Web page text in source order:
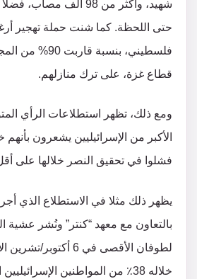
حتى اللحظة. كما شنت حملة تهجير
فلسطيني، بنسبة
قطاع غزة، على ترك منازلهم.
ومع ذلك، تظهر استطلاعات الرأي
الأكبر من الإسرائيليين يشعرون
فشلوا في تحقيق النصر خلالها على
يظهر ذلك مثلا في الاستطلاع الذي
بالتعاون مع معهد “كنتر” ونُشر عشية
خلاله 38٪ من المواطنين